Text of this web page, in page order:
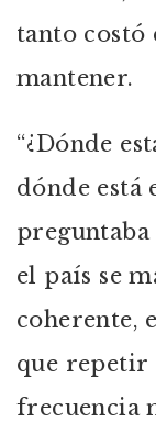
tanto costó
mantener.
“¿Dónde
dónde está
el país se
coherente,
que repetir
frecuencia